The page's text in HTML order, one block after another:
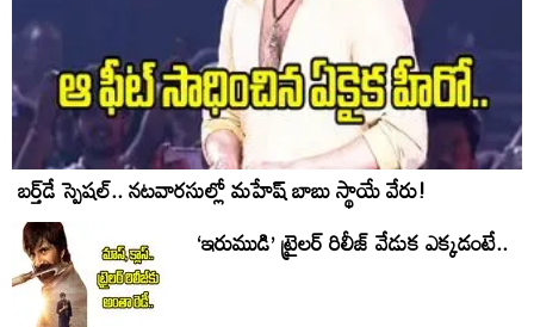
బర్త్‌‌డే స్పెషల్.. నటవారసుల్లో మహేష్ బాబు స్థాయే వేరు!
‘ఇరుముడి’ ట్రైలర్ రిలీజ్ వేడుక ఎక్కడంటే..